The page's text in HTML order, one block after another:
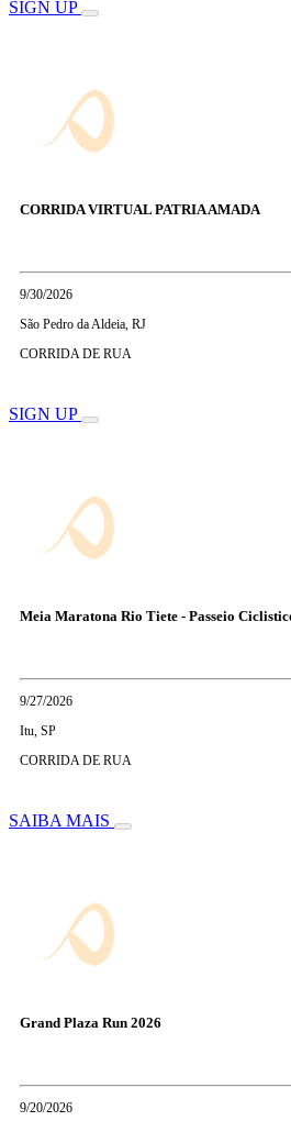
SIGN UP
CORRIDA VIRTUAL PATRIA AMADA
9/30/2026
São Pedro da Aldeia, RJ
CORRIDA DE RUA
SIGN UP
Meia Maratona Rio Tiete - Passeio
9/27/2026
Itu, SP
CORRIDA DE RUA
SAIBA MAIS
Grand Plaza Run 2026
9/20/2026